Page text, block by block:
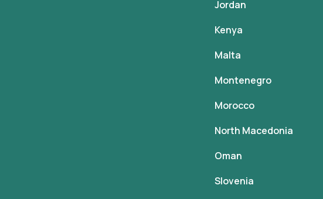
Jordan
Kenya
Malta
Montenegro
Morocco
North Macedonia
Oman
Slovenia